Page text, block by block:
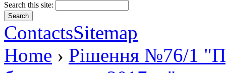
Search this site:
ContactsSitemap
Home › Рішення №76/1